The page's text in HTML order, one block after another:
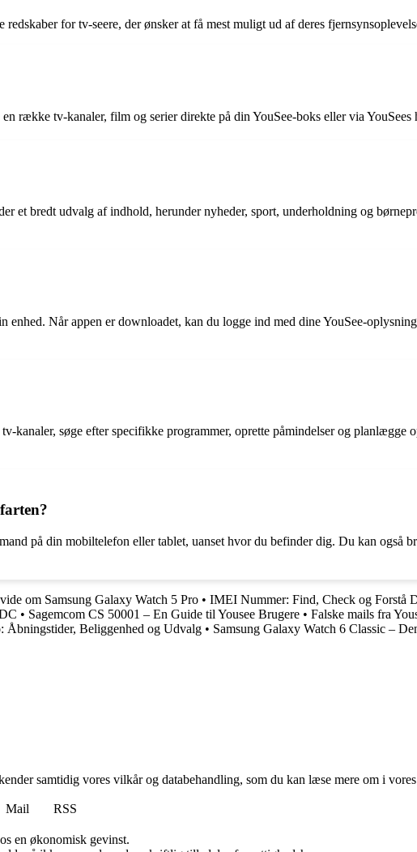
for tv-seere, der ønsker at få mest muligt ud af deres
række tv-kanaler, film og serier direkte på din YouSee-boks eller via YouSees
et bredt udvalg af indhold, herunder nyheder, sport, underholdning og
Når appen er downloadet, kan du logge ind med dine YouSee-
søge efter specifikke programmer, oprette påmindelser og planlægge
på din mobiltelefon eller tablet, uanset hvor du befinder dig. Du kan også
om Samsung Galaxy Watch 5 Pro • IMEI Nummer: Find, Check og Forstå
• Sagemcom CS 50001 – En Guide til Yousee Brugere • Falske mails fra
Åbningstider, Beliggenhed og Udvalg • Samsung Galaxy Watch 6 Classic –
samtidig vores vilkår og databehandling, som du kan læse mere om i
Mail
RSS
en økonomisk gevinst.